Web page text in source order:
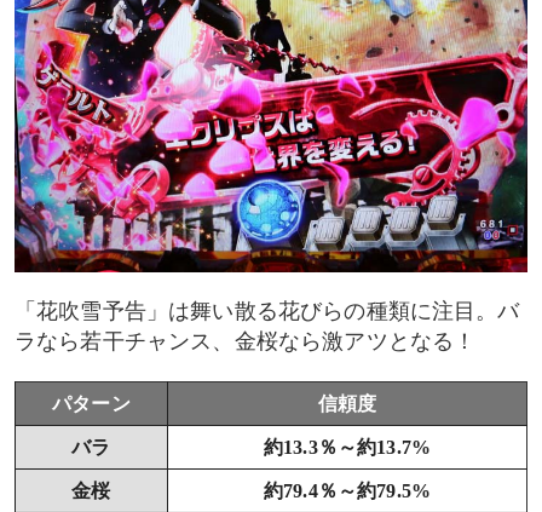
「花吹雪予告」は舞い散る花びらの種類に注目。バ
ラなら若干チャンス、金桜なら激アツとなる！
パターン 信頼度
バラ 約13.3％～約13.7%
金桜 約79.4％～約79.5%